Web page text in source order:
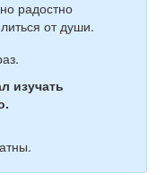
радостно
от души.
изучать